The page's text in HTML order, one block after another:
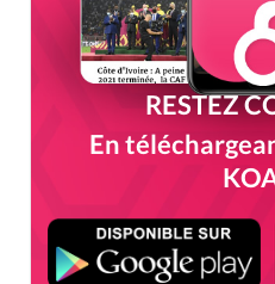
RESTEZ
En